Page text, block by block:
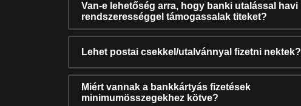
Van-e lehetőség arra, hogy banki utalással havi
rendszerességgel támogassalak titeket?
Lehet postai csekkel/utalvánnyal fizetni nektek?
Miért vannak a bankkártyás fizetések
minimumösszegekhez kötve?